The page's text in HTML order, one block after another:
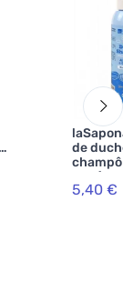
de
BIO
5,40 €